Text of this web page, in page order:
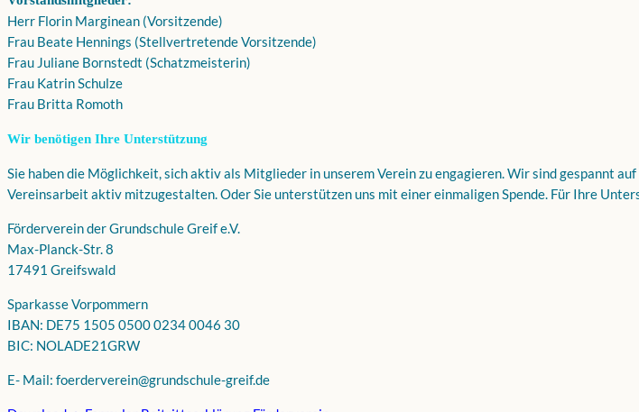
Herr Florin Marginean (Vorsitzende)
Frau Beate Hennings (Stellvertretende Vorsitzende)
Frau Juliane Bornstedt (Schatzmeisterin)
Frau Katrin Schulze
Frau Britta Romoth
Wir benötigen Ihre Unterstützung
Sie haben die Möglichkeit, sich aktiv als Mitglieder in unserem Verein zu engagieren. Wir sind gespannt
Vereinsarbeit aktiv mitzugestalten. Oder Sie unterstützen uns mit einer einmaligen Spende. Für Ihre
Förderverein der Grundschule Greif e.V.
Max-Planck-Str. 8
17491 Greifswald
Sparkasse Vorpommern
IBAN: DE75 1505 0500 0234 0046 30
BIC: NOLADE21GRW
E- Mail: foerderverein@grundschule-greif.de